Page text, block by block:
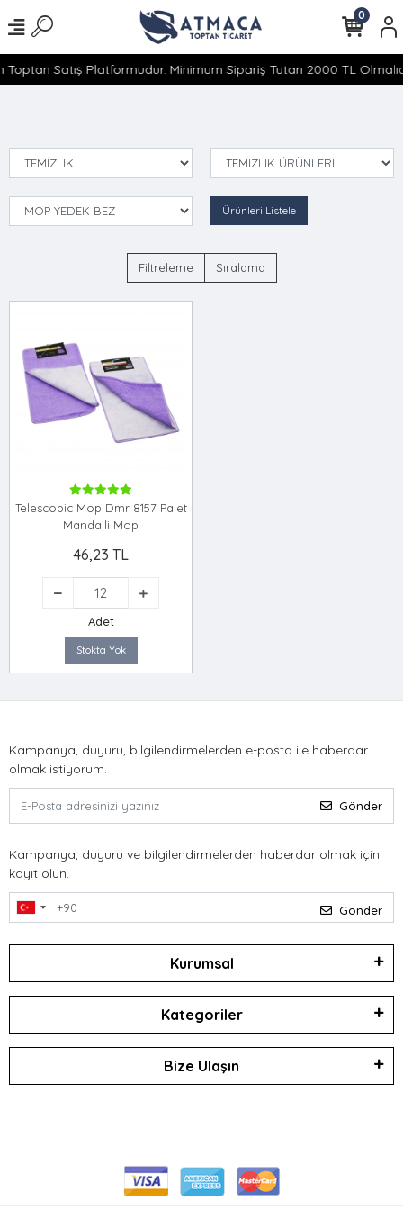
Satış Platformudur. Minimum Sipariş Tutarı 2000 TL
0
Ürünleri Listele
Filtreleme Sıralama
Telescopic Mop Dmr 8157 Palet
Mandalli Mop
46,23 TL
Adet
Stokta Yok
Kampanya, duyuru, bilgilendirmelerden e-posta ile haberdar
olmak istiyorum.
Gönder
Kampanya, duyuru ve bilgilendirmelerden haberdar olmak için
kayıt olun.
Gönder
Kurumsal
Kategoriler
Bize Ulaşın